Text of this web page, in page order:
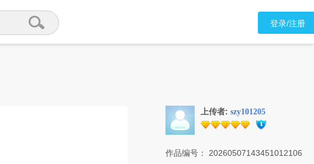
登录/注册
上传者: szy101205
作品编号：
20260507143451012106